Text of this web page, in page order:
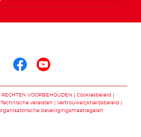
VOORBEHOUDEN
Cookiesbeleid
Technische vereisten
Vertrouwelijkheidsbeleid
beveiligingsmaatregelen